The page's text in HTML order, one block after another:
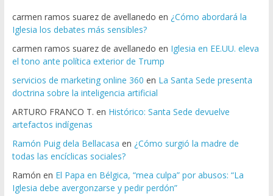
carmen ramos suarez de avellanedo en ¿Cómo abordará la
Iglesia los debates más sensibles?
carmen ramos suarez de avellanedo en Iglesia en EE.UU. eleva
el tono ante política exterior de Trump
servicios de marketing online 360 en La Santa Sede presenta
doctrina sobre la inteligencia artificial
ARTURO FRANCO T. en Histórico: Santa Sede devuelve
artefactos indígenas
Ramón Puig dela Bellacasa en ¿Cómo surgió la madre de
todas las encíclicas sociales?
Ramón en El Papa en Bélgica, “mea culpa” por abusos: “La
Iglesia debe avergonzarse y pedir perdón”